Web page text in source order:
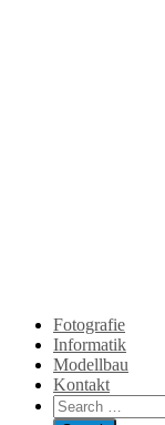
Fotografie
Informatik
Modellbau
Kontakt
Search